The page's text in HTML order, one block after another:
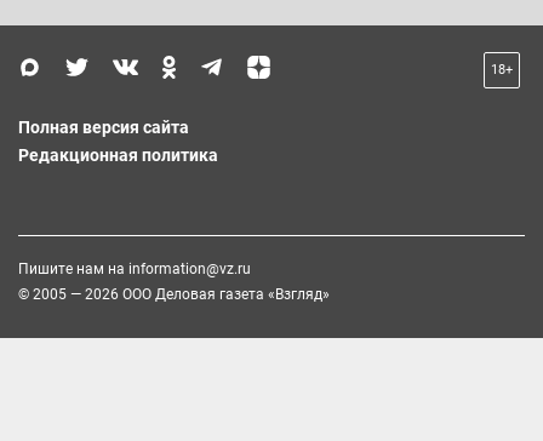
18+
Полная версия сайта
Редакционная политика
Пишите нам на information@vz.ru
© 2005 — 2026 ООО Деловая газета «Взгляд»